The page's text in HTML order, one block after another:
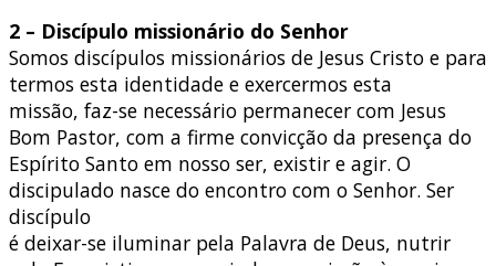
2 – Discípulo missionário do Senhor
Somos discípulos missionários de Jesus Cristo e para
termos esta identidade e exercermos esta
missão, faz-se necessário permanecer com Jesus
Bom Pastor, com a firme convicção da presença do
Espírito Santo em nosso ser, existir e agir. O
discipulado nasce do encontro com o Senhor. Ser
discípulo
é deixar-se iluminar pela Palavra de Deus, nutrir